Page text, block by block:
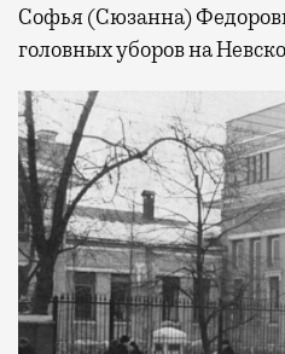
Софья (Сюзанна)
головных уборов на